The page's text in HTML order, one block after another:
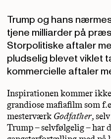
Trump og hans
tjene milliarder på
Storpolitiske aftaler
pludselig blevet viklet
kommercielle aftaler
Inspirationen kommer
grandiose mafiafilm som
mesterværk Godfather,
Trump – selvfølgelig – har